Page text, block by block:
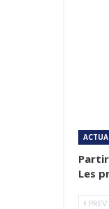
Les
PREV